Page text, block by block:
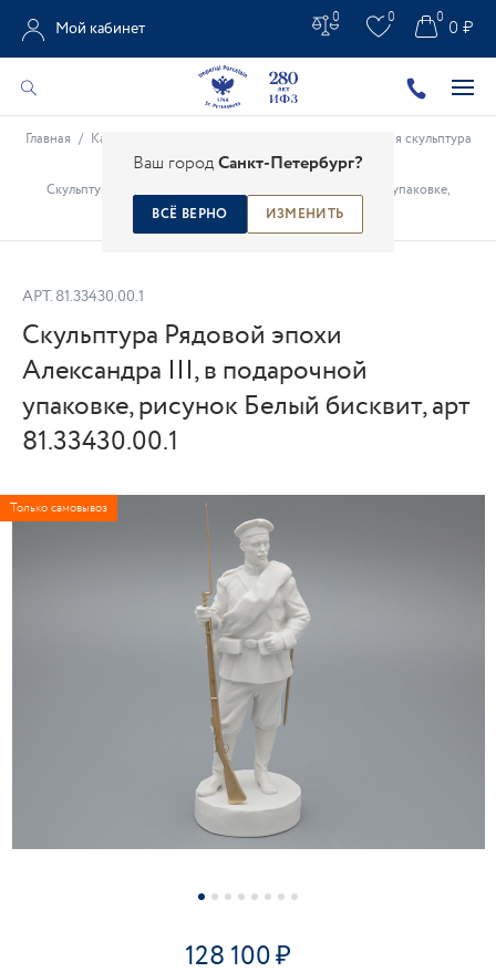
Ваш городСанкт-Петербург?
ВСЁ ВЕРНО ИЗМЕНИТЬ
Мой кабинет
0 0 0 ₽
0
Главная / Каталог
Фарфоровая скульптура
/
Скульптура Рядовой эпохи Александра III, в подарочной упаковке,
рисунок Белый бисквит, арт 81.33430.00.1
АРТ. 81.33430.00.1
Скульптура Рядовой эпохи
Александра III, в подарочной
упаковке, рисунок Белый бисквит, арт
81.33430.00.1
Только самовывоз
128 100